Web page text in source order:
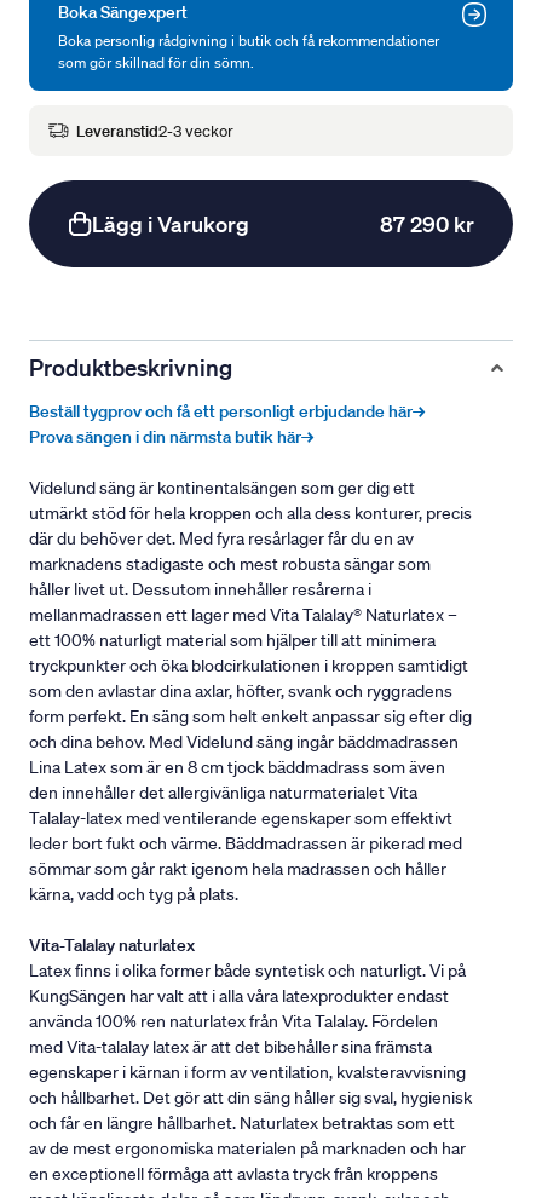
Boka Sängexpert
Boka personlig rådgivning i butik och få rekommendationer
som gör skillnad för din sömn.
Leveranstid2-3 veckor
Lägg i Varukorg 87 290 kr
Produktbeskrivning
Beställ tygprov och få ett personligt erbjudande här→
Prova sängen i din närmsta butik här→
Videlund säng är kontinentalsängen som ger dig ett
utmärkt stöd för hela kroppen och alla dess konturer, precis
där du behöver det. Med fyra resårlager får du en av
marknadens stadigaste och mest robusta sängar som
håller livet ut. Dessutom innehåller resårerna i
mellanmadrassen ett lager med Vita Talalay® Naturlatex –
ett 100% naturligt material som hjälper till att minimera
tryckpunkter och öka blodcirkulationen i kroppen samtidigt
som den avlastar dina axlar, höfter, svank och ryggradens
form perfekt. En säng som helt enkelt anpassar sig efter dig
och dina behov. Med Videlund säng ingår bäddmadrassen
Lina Latex som är en 8 cm tjock bäddmadrass som även
den innehåller det allergivänliga naturmaterialet Vita
Talalay-latex med ventilerande egenskaper som effektivt
leder bort fukt och värme. Bäddmadrassen är pikerad med
sömmar som går rakt igenom hela madrassen och håller
kärna, vadd och tyg på plats.
Vita-Talalay naturlatex
Latex finns i olika former både syntetisk och naturligt. Vi på
KungSängen har valt att i alla våra latexprodukter endast
använda 100% ren naturlatex från Vita Talalay. Fördelen
med Vita-talalay latex är att det bibehåller sina främsta
egenskaper i kärnan i form av ventilation, kvalsteravvisning
och hållbarhet. Det gör att din säng håller sig sval, hygienisk
och får en längre hållbarhet. Naturlatex betraktas som ett
av de mest ergonomiska materialen på marknaden och har
en exceptionell förmåga att avlasta tryck från kroppens